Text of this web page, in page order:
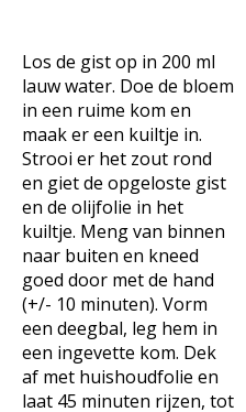
Los de gist op in 200 ml
lauw water. Doe de bloem
in een ruime kom en
maak er een kuiltje in.
Strooi er het zout rond
en giet de opgeloste gist
en de olijfolie in het
kuiltje. Meng van binnen
naar buiten en kneed
goed door met de hand
(+/- 10 minuten). Vorm
een deegbal, leg hem in
een ingevette kom. Dek
af met huishoudfolie en
laat 45 minuten rijzen, tot